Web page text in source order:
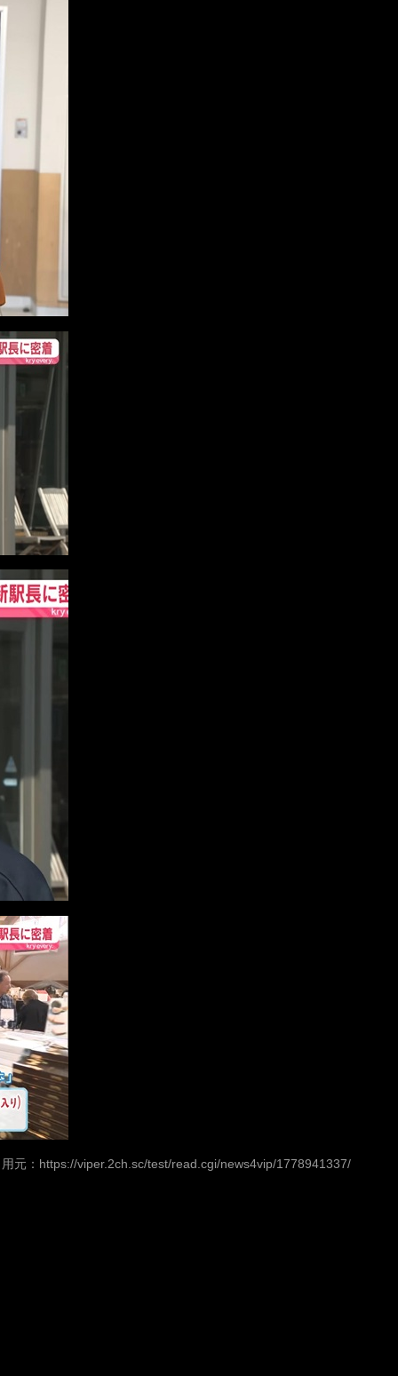
元： https://viper.2ch.sc/test/read.cgi/news4vip/1778941337/